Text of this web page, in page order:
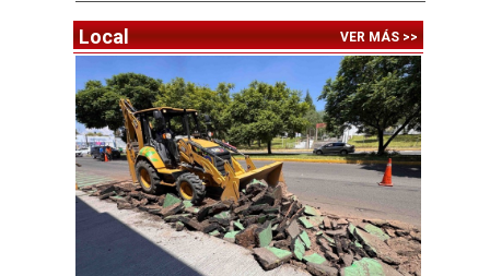
Local VER MÁS >>